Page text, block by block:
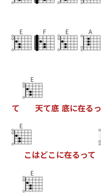
E F E A
て
E
天て底 底に在るっ
E
こはどこ に在るって
E